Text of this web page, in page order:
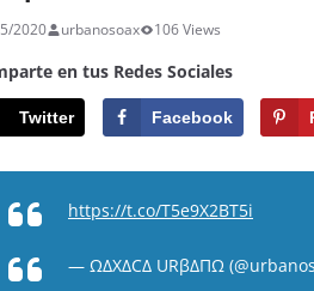
2020 urbanosoax 106 Views
en tus Redes Sociales
Twitter Facebook
https://t.co/T5e9X2BT5i
— ΩΔXΔCΔ URβΔΠΩ